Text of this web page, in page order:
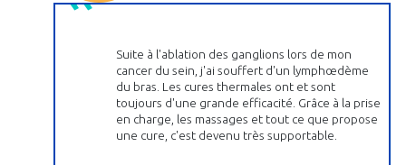
Suite à l'ablation des ganglions lors de mon
cancer du sein, j'ai souffert d'un lymphœdème
du bras. Les cures thermales ont et sont
toujours d'une grande efficacité. Grâce à la prise
en charge, les massages et tout ce que propose
une cure, c'est devenu très supportable.